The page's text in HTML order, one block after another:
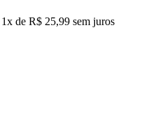
1x de R$ 25,99 sem juros